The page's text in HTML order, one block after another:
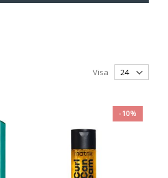
Visa
-10%